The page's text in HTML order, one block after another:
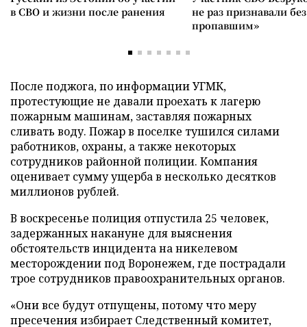
в СВО и жизни после ранения
не раз признавали
пропавшим»
После поджога, по информации УГМК,
протестующие не давали проехать к лагерю
пожарным машинам, заставляя пожарных
сливать воду. Пожар в поселке тушился силами
работников, охраны, а также некоторых
сотрудников районной полиции. Компания
оценивает сумму ущерба в несколько десятков
миллионов рублей.
В воскресенье полиция отпустила 25 человек,
задержанных накануне для выяснения
обстоятельств инцидента на никелевом
месторождении под Воронежем, где пострадали
трое сотрудников правоохранительных органов.
«Они все будут отпущены, потому что меру
пресечения избирает Следственный комитет,